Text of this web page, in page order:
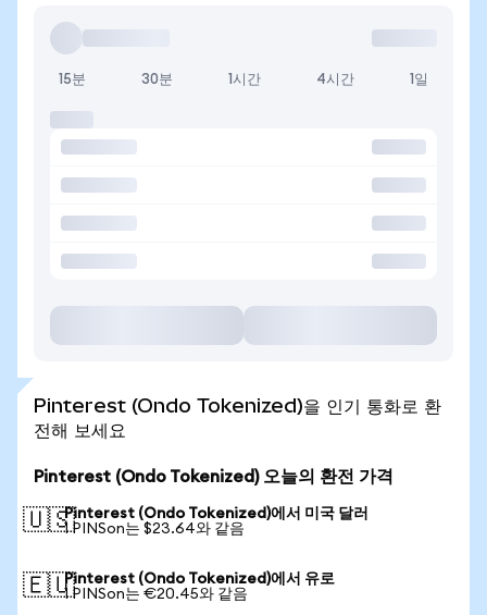
15분 30분 1시간 4시간 1일
Pinterest (Ondo Tokenized)을 인기 통화로 환
전해 보세요
Pinterest (Ondo Tokenized) 오늘의 환전 가격
🇺🇸Pinterest (Ondo Tokenized)에서 미국 달러
1 PINSon는 $23.64와 같음
🇪🇺Pinterest (Ondo Tokenized)에서 유로
1 PINSon는 €20.45와 같음